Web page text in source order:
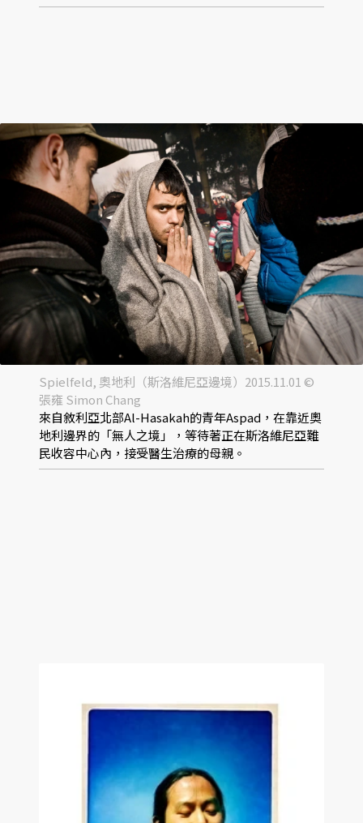
Spielfeld, 奧地利（斯洛維尼亞邊境）2015.11.01 ©
張雍 Simon Chang
來自敘利亞北部Al-Hasakah的青年Aspad，在靠近奧
地利邊界的「無人之境」，等待著正在斯洛維尼亞難
民收容中心內，接受醫生治療的母親。